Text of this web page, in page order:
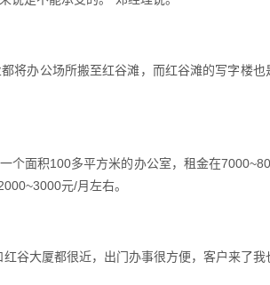
办公场所搬至红谷滩，而红谷滩的写字楼也
面积100多平方米的办公室，租金在
元/月左右。
谷大厦都很近，出门办事很方便，客户来了我